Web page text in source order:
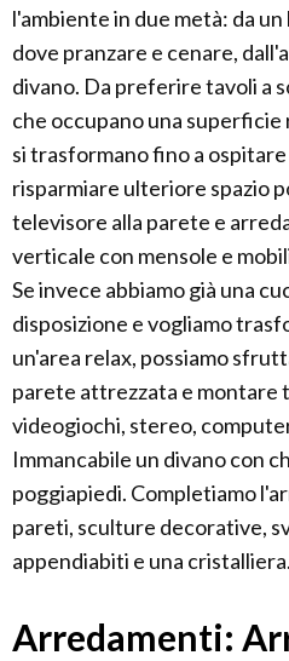
l'ambiente in due metà: da
dove pranzare e cenare,
divano. Da preferire tavoli a
che occupano una
si trasformano fino a
risparmiare ulteriore spazio
televisore alla parete e
verticale con mensole e
Se invece abbiamo già una
disposizione e vogliamo
un'area relax, possiamo
parete attrezzata e montare
videogiochi, stereo,
Immancabile un divano con
poggiapiedi. Completiamo
pareti, sculture decorative,
appendiabiti e una cristalliera.
Arredamenti: